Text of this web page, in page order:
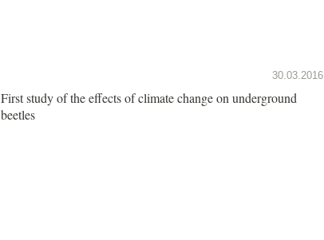
30.03.2016
First study of the effects of climate change on underground
beetles